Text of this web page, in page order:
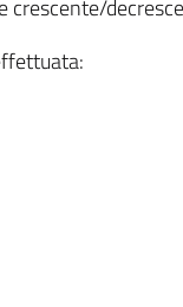
crescente/